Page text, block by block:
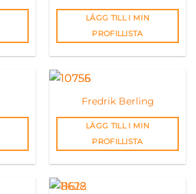
LÄGG TILL I MIN
PROFILLISTA
Fredrik Berling
LÄGG TILL I MIN
PROFILLISTA